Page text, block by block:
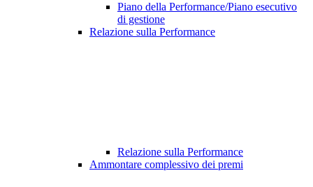
Piano della Performance/Piano esecutivo
di gestione
Relazione sulla Performance
Relazione sulla Performance
Ammontare complessivo dei premi